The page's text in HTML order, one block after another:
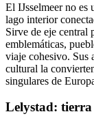
El IJsselmeer no es
lago interior
Sirve de eje central
emblemáticas,
viaje cohesivo. Sus
cultural la
singulares de
Lelystad: